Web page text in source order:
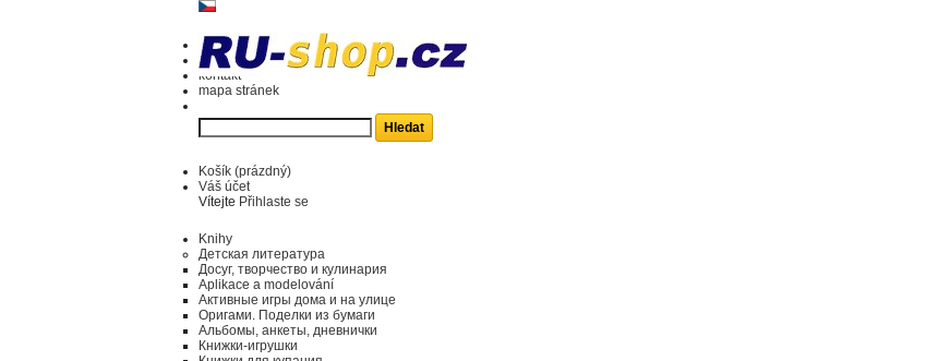
kontakt
mapa stránek
Košík (prázdný)
Váš účet
Vítejte Přihlaste se
Knihy
Детская литература
Досуг, творчество и кулинария
Aplikace a modelování
Активные игры дома и на улице
Оригами. Поделки из бумаги
Альбомы, анкеты, дневнички
Книжки-игрушки